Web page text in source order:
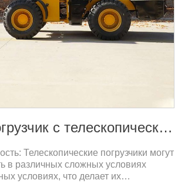
Колесный погрузчик с телескопической стрелой
Телескопические погрузчики могут
в различных сложных условиях
условиях, что делает их